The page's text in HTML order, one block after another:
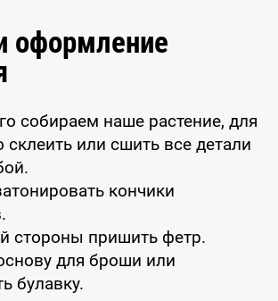
оформление
собираем наше растение, для
склеить или сшить все детали
кончики
стороны пришить фетр.
для броши или
булавку.